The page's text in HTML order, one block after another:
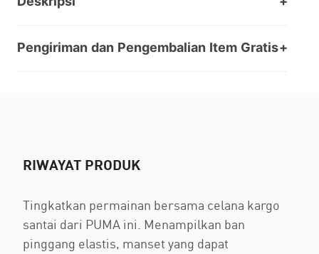
Pengiriman dan Pengembalian Item Gratis
RIWAYAT PRODUK
Tingkatkan permainan bersama celana kargo
santai dari PUMA ini. Menampilkan ban
pinggang elastis, manset yang dapat